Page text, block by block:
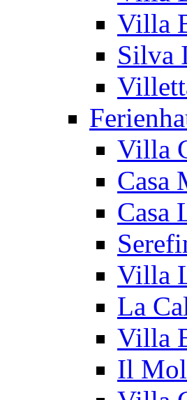
Villa
Silva
Villa
Casa
Casa
Villa
La
Villa
Il